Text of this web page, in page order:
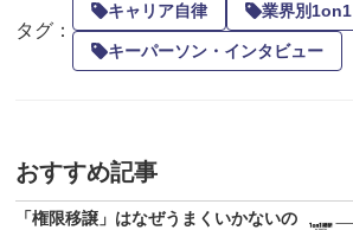
タグ：
キャリア自律 業界別1on1
キーパーソン・インタビュー
おすすめ記事
「権限移譲」はなぜうまくいかないの